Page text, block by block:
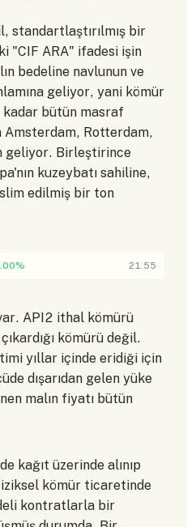
standartlaştırılmış bir
"CIF ARA" ifadesi işin
bedeline navlunun ve
geliyor, yani kömür
kadar bütün masraf
Amsterdam, Rotterdam,
geliyor. Birleştirince
kuzeybatı sahiline,
edilmiş bir ton
21.55
API2 ithal kömürü
kömürü değil.
yıllar içinde eridiği için
dışarıdan gelen yüke
malın fiyatı bütün
kağıt üzerinde alınıp
kömür ticaretinde
kontratlarla bir